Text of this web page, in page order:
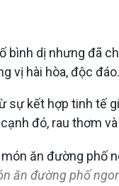
bình dị nhưng đã
vị hài hòa, độc đáo.
kết hợp tinh tế
đó, rau thơm
ăn đường phố